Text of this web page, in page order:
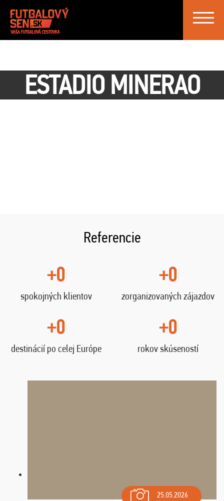
Toggle
ESTADIO MINERAO
Referencie
+0
spokojných klientov
+0
zorganizovaných zájazdov
+0
destinácií po celej Európe
+0
rokov skúseností
25.05.2026